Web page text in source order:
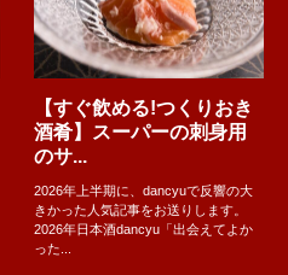
【すぐ飲める!つくりおき
酒肴】スーパーの刺身用
のサ...
2026年上半期に、dancyuで反響の大
きかった人気記事をお送りします。
2026年日本酒dancyu「出会えてよか
った...